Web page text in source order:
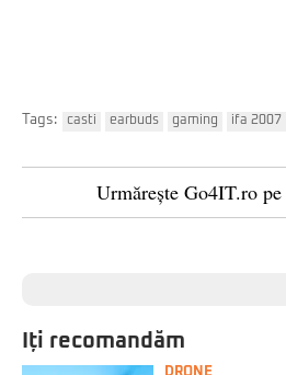
Tags: casti earbuds gaming ifa 2007
Urmărește Go4IT.ro pe
Iți recomandăm